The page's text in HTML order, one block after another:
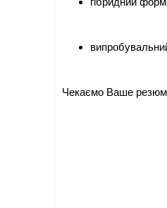
Чекаємо Ваше